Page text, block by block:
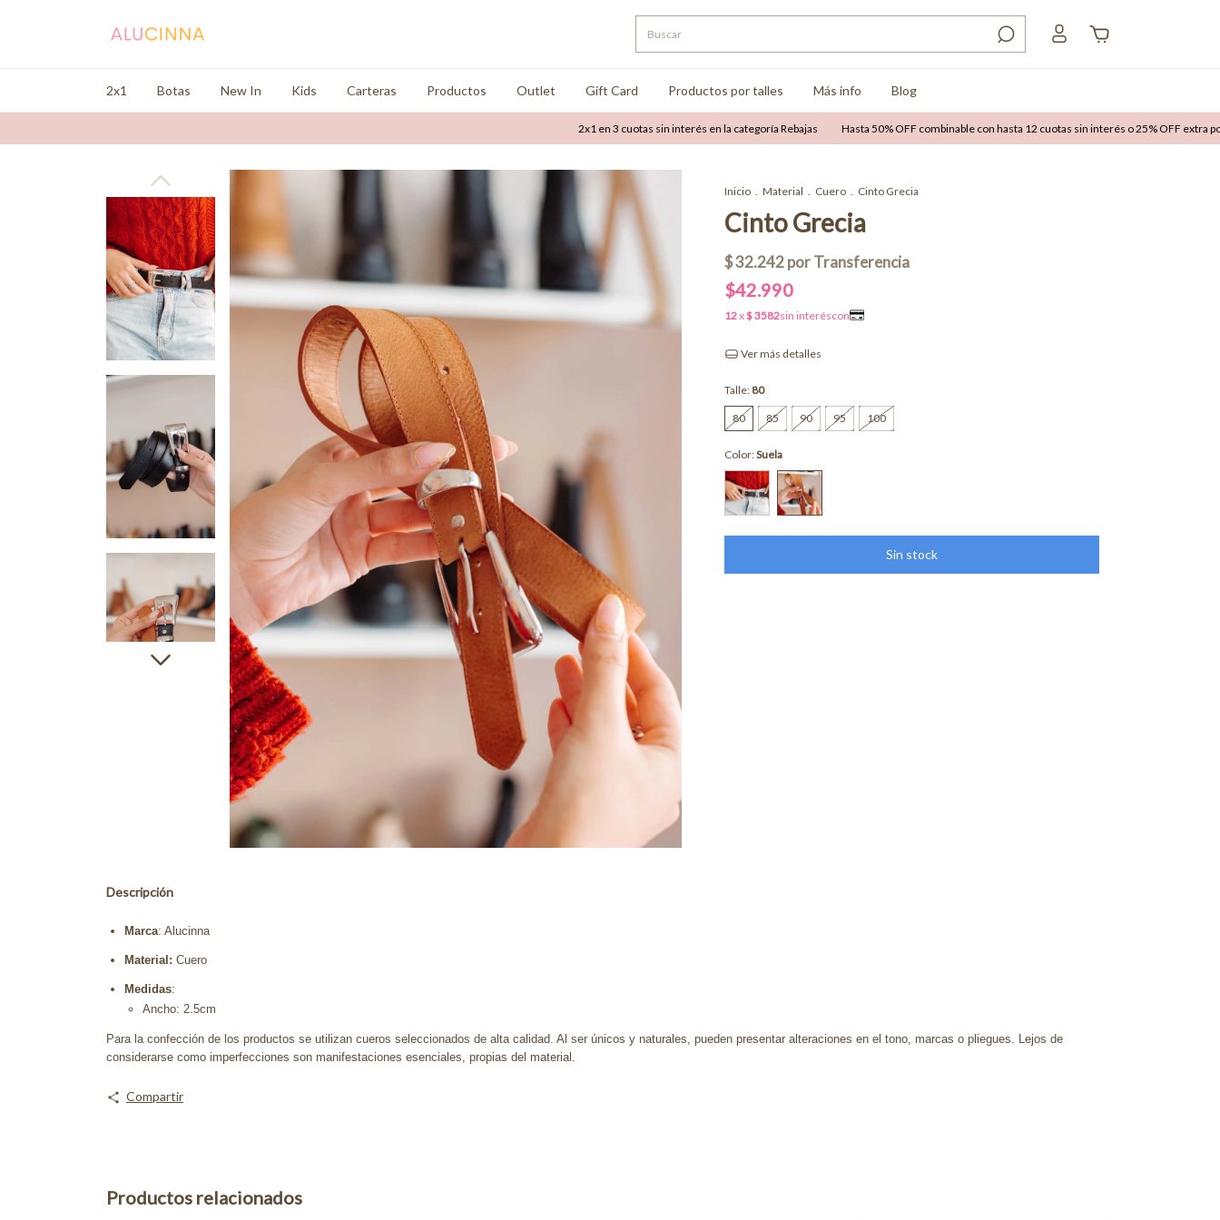
2x1 Botas New In Kids Carteras Productos Outlet Gift Card Productos por talles Más info Blog
2x1 en 3 cuotas sin interés en la categoría Rebajas Hasta 50% OFF combinable con hasta 12 cuotas sin interés o 25% OFF extra por
Inicio . Material . Cuero . Cinto Grecia
Cinto Grecia
$42.990
Ver más detalles
Talle: 80
80 85 90 95 100
Color:Suela
Descripción
Marca: Alucinna
Material: Cuero
Medidas:
Ancho: 2.5cm
Para la confección de los productos se utilizan cueros seleccionados de alta calidad. Al ser únicos y naturales, pueden presentar alteraciones en el tono, marcas o pliegues. Lejos de
considerarse como imperfecciones son manifestaciones esenciales, propias del material.
Compartir
Productos relacionados